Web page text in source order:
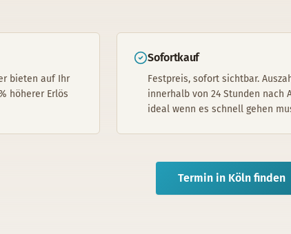
bieten auf Ihr
höherer Erlös
Sofortkauf
Festpreis, sofort sichtbar.
innerhalb von 24 Stunden nach
ideal wenn es schnell gehen
Termin in Köln finden